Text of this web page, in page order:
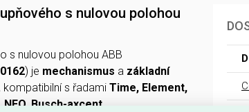
s nulovou polohou
s nulovou polohou ABB
) je mechanismus a základní
s řadami Time, Element,
Busch-axcent